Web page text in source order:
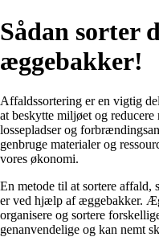
Sådan sorter
æggebakker!
Affaldssortering er en vigtig
at beskytte miljøet og
lossepladser og
genbruge materialer og
vores økonomi.
En metode til at sortere affald,
er ved hjælp af æggebakker.
organisere og sortere
genanvendelige og kan nemt